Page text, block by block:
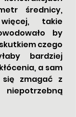
średnicy,
takie
by
czego
bardziej
a sam
się zmagać z